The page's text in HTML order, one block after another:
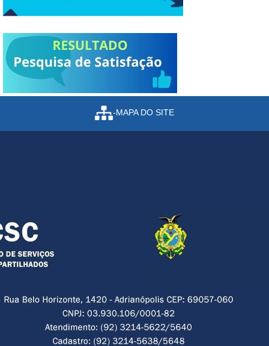
-MAPA DO SITE